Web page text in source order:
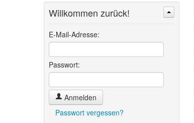
Willkommen zurück!
E-Mail-Adresse:
Passwort:
Anmelden
Passwort vergessen?